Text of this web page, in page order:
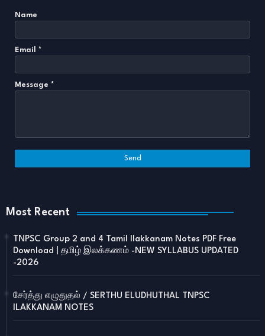
Name
Email *
Message *
Most Recent
TNPSC Group 2 and 4 Tamil Ilakkanam Notes PDF Free
Download | தமிழ் இலக்கணம் -NEW SYLLABUS UPDATED
-2026
சேர்த்து எழுதுதல் / SERTHU ELUDHUTHAL TNPSC
ILAKKANAM NOTES